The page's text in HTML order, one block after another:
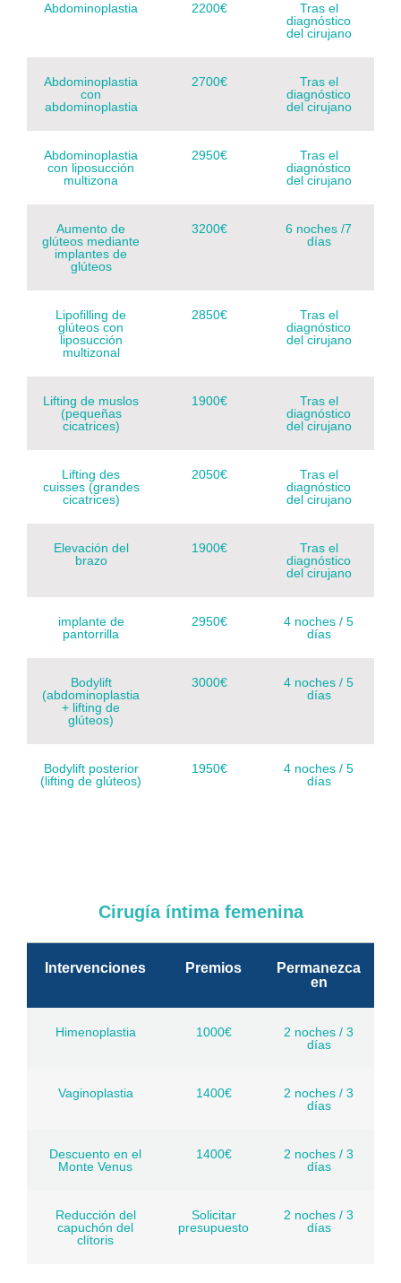
Abdominoplastia 2200€
Tras el
diagnóstico
del cirujano
Abdominoplastia
con
abdominoplastia
2700€
Tras el
diagnóstico
del cirujano
Abdominoplastia
con liposucción
multizona
2950€
Tras el
diagnóstico
del cirujano
Aumento de
glúteos mediante
implantes de
glúteos
3200€
6 noches /7
días
Lipofilling de
glúteos con
liposucción
multizonal
2850€
Tras el
diagnóstico
del cirujano
Lifting de muslos
(pequeñas
cicatrices)
1900€
Tras el
diagnóstico
del cirujano
Lifting des
cuisses (grandes
cicatrices)
2050€
Tras el
diagnóstico
del cirujano
Elevación del
brazo
1900€
Tras el
diagnóstico
del cirujano
implante de
pantorrilla
2950€
4 noches / 5
días
Bodylift
(abdominoplastia
+ lifting de
glúteos)
3000€
4 noches / 5
días
Bodylift posterior
(lifting de glúteos)
1950€
4 noches / 5
días
Cirugía íntima femenina
Intervenciones Premios
Permanezca
en
Himenoplastia 1000€
2 noches / 3
días
Vaginoplastia 1400€
2 noches / 3
días
Descuento en el
Monte Venus
1400€
2 noches / 3
días
Reducción del
capuchón del
clítoris
Solicitar
presupuesto
2 noches / 3
días